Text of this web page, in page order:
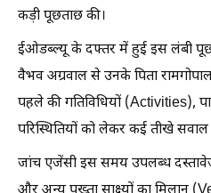
कड़ी पूछताछ की।
ईओडब्ल्यू के दफ्तर में हुई इस लंबी
वैभव अग्रवाल से उनके पिता
पहले की गतिविधियों (Activities),
परिस्थितियों को लेकर कई तीखे
जांच एजेंसी इस समय उपलब्ध